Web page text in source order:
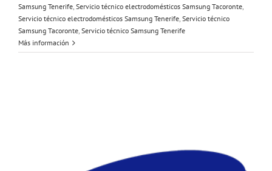
Samsung Tenerife, Servicio técnico electrodomésticos Samsung Tacoronte,
Servicio técnico electrodomésticos Samsung Tenerife, Servicio técnico
Samsung Tacoronte, Servicio técnico Samsung Tenerife
Más información